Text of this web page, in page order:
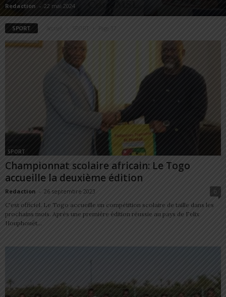
Redaction - 22 mai 2024
SPORT Page 37
SPORT
Championnat scolaire africain: Le Togo
accueille la deuxième édition
Redaction - 26 septembre 2023
0
C'est officiel. Le Togo accueille un compétition scolaire de taille dans les
prochains mois. Après une première édition réussie au pays de Felix
Houphouët...